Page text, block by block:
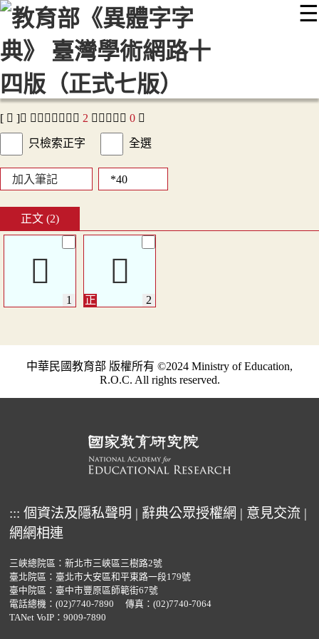
☰
::: 最新消息 常見問題 編輯說明
顯示模式
網站導覽
[ 𦁕 ]， 查詢結果：正文 2 字，附收字 0 字
只檢索正字 全選
加入筆記
正文 (2)
𦁕 𦁕
中華民國教育部 版權所有 ©2024 Ministry of Education,
R.O.C. All rights reserved.
::: 個資法及隱私聲明 | 辭典公眾授權網 | 意見交流 |
網網相連
三峽總院區：新北市三峽區三樹路2號
臺北院區：臺北市大安區和平東路一段179號
臺中院區：臺中市豐原區師範街67號
電話總機： (02)7740-7890
傳真：(02)7740-7064
TANet VoIP：9009-7890